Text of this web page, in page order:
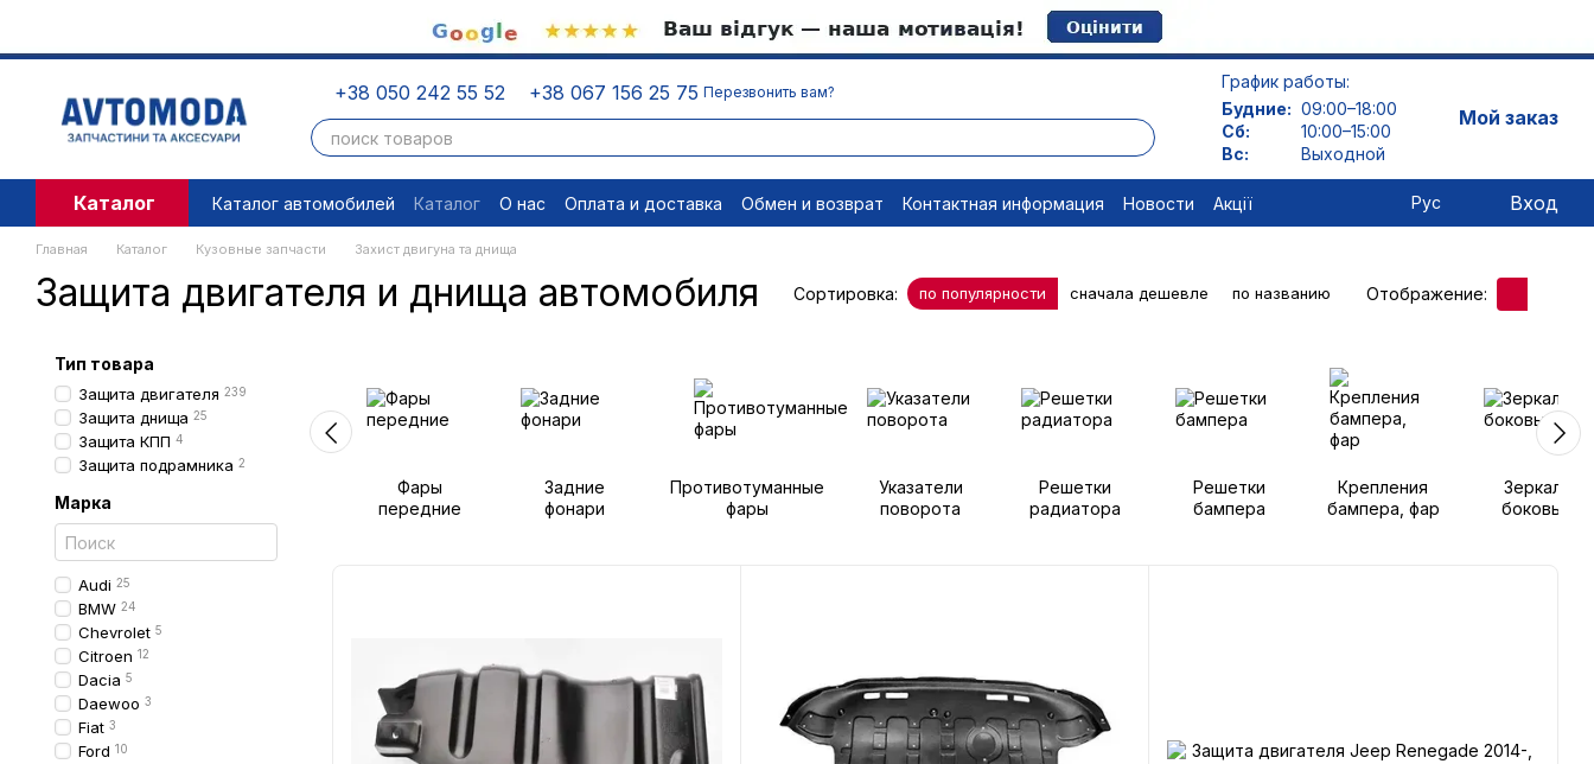
+38 050 242 55 52 +38 067 156 25 75 Перезвонить вам?
График работы:
Будние: 09:00–18:00
Сб:
10:00–15:00
Вс:
Выходной
Мой заказ
Каталог Каталог автомобилей Каталог О нас Оплата и доставка Обмен и возврат Контактная информация Новости
Акції
Пользовательское соглашение
Правовые документы Отписаться
Рус Вход
Главная Каталог Кузовные запчасти Захист двигуна та днища
Защита двигателя и днища автомобиля Сортировка: по популярности сначала дешевле по названию Отображение:
Фары
передние
Задние
фонари
Противотуманные
фары
Указатели
поворота
Решетки
радиатора
Решетки
бампера
Крепления
бампера, фар
Зеркала
боковые
Тип товара
Защита двигателя 239
Защита днища 25
Защита КПП 4
Защита подрамника 2
Марка
Audi 25
BMW 24
Chevrolet 5
Citroen 12
Dacia 5
Daewoo 3
Fiat 3
Ford 10